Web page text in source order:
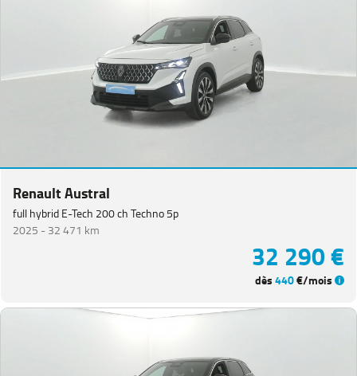
Renault Austral
full hybrid E-Tech 200 ch Techno 5p
2025 -32 471 km
32 290 €
dès440€/mois